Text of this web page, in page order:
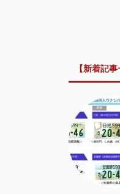
【新着記事